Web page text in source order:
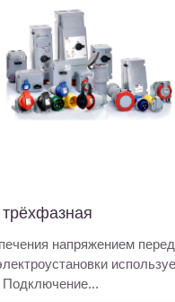
трёхфазная
напряжением
Подключение...